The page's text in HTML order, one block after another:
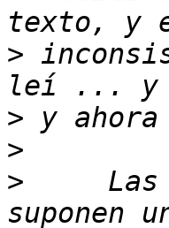
>
>
>
>
Las